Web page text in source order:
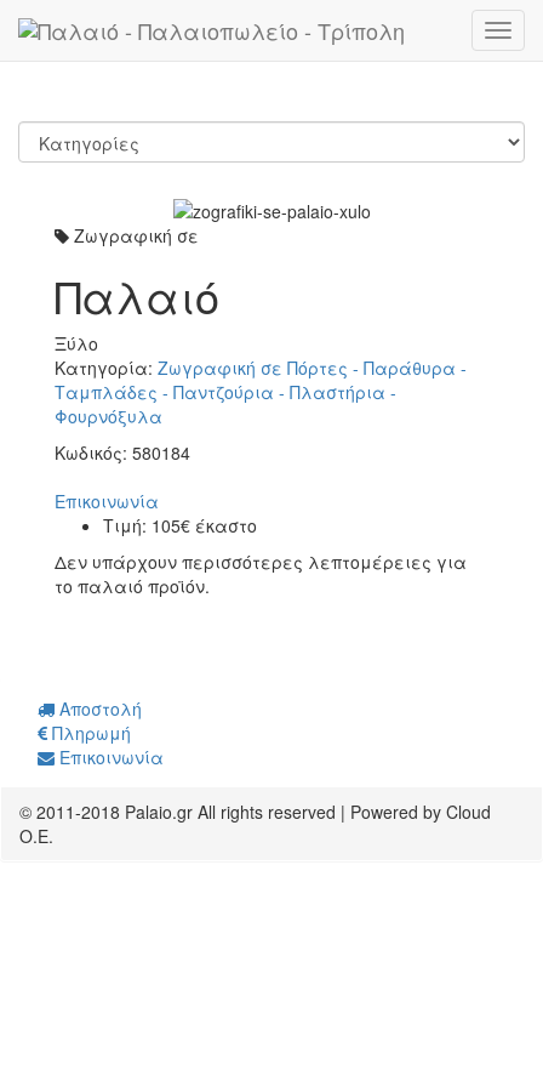
Ζωγραφική σε
Παλαιό
Ξύλο
Κατηγορία: Ζωγραφική σε Πόρτες - Παράθυρα -
Ταμπλάδες - Παντζούρια - Πλαστήρια -
Φουρνόξυλα
Κωδικός: 580184
Επικοινωνία
Τιμή: 105€ έκαστο
Δεν υπάρχουν περισσότερες λεπτομέρειες για
το παλαιό προϊόν.
Αποστολή
Πληρωμή
Επικοινωνία
© 2011-2018 Palaio.gr All rights reserved | Powered by Cloud
O.E.